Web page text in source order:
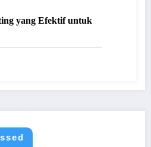
yang Efektif untuk